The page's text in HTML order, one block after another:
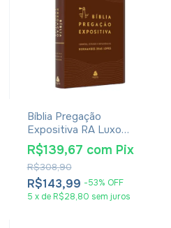
Bíblia Pregação
Expositiva RA Luxo
Marrom - Hernandes Dias
Lopes
R$143,99 -53% OFF
R$308,90
R$139,67 com Pix
5 x de R$28,80 sem juros